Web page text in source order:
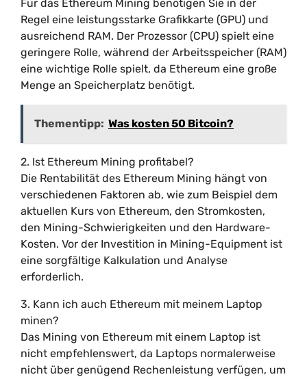
Für das Ethereum Mining benötigen Sie in der
Regel eine leistungsstarke Grafikkarte (GPU) und
ausreichend RAM. Der Prozessor (CPU) spielt eine
geringere Rolle, während der Arbeitsspeicher (RAM)
eine wichtige Rolle spielt, da Ethereum eine große
Menge an Speicherplatz benötigt.
Thementipp: Was kosten 50 Bitcoin?
2. Ist Ethereum Mining profitabel?
Die Rentabilität des Ethereum Mining hängt von
verschiedenen Faktoren ab, wie zum Beispiel dem
aktuellen Kurs von Ethereum, den Stromkosten,
den Mining-Schwierigkeiten und den Hardware-
Kosten. Vor der Investition in Mining-Equipment ist
eine sorgfältige Kalkulation und Analyse
erforderlich.
3. Kann ich auch Ethereum mit meinem Laptop
minen?
Das Mining von Ethereum mit einem Laptop ist
nicht empfehlenswert, da Laptops normalerweise
nicht über genügend Rechenleistung verfügen, um